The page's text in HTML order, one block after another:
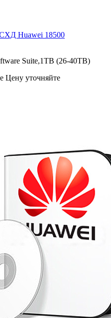
Huawei 18500
Suite,1TB (26-40TB)
Цену уточняйте